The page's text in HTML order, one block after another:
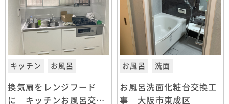
キッチン お風呂
換気扇をレンジフード
に キッチンお風呂交換
お風呂 洗面
お風呂洗面化粧台交換工
事 大阪市東成区